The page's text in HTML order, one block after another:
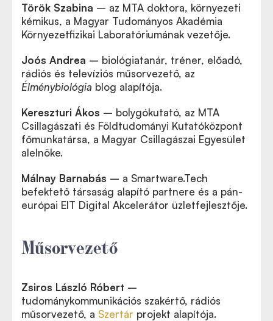
Török Szabina – az MTA doktora, környezeti
kémikus, a Magyar Tudományos Akadémia
Környezetfizikai Laboratóriumának vezetője.
Joós Andrea – biológiatanár, tréner, előadó,
rádiós és televíziós műsorvezető, az
Élménybiológia blog alapítója.
Kereszturi Ákos – bolygókutató, az MTA
Csillagászati és Földtudományi Kutatóközpont
főmunkatársa, a Magyar Csillagászai Egyesület
alelnöke.
Málnay Barnabás – a Smartware.Tech
befektető társaság alapító partnere és a pán-
európai EIT Digital Akcelerátor üzletfejlesztője.
Műsorvezető
Zsiros László Róbert –
tudománykommunikációs szakértő, rádiós
műsorvezető, a Szertár projekt alapítója.